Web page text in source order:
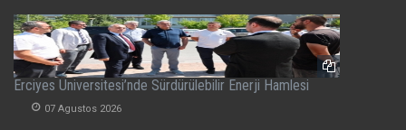
Erciyes Üniversitesi’nde Sürdürülebilir Enerji Hamlesi
07 Agustos 2026